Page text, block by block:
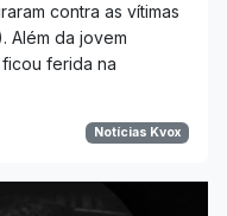
contra as vítimas
Além da jovem
ferida na
Notícias Kvox